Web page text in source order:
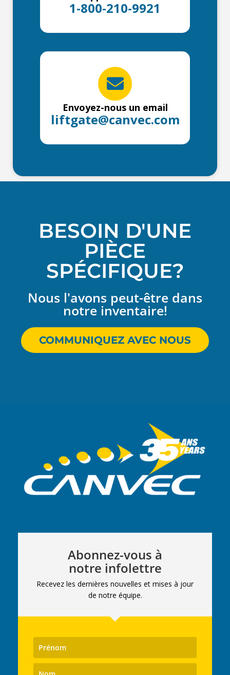
1-800-210-9921
Envoyez-nous un email
liftgate@canvec.com
BESOIN D'UNE
PIÈCE
SPÉCIFIQUE?
Nous l'avons peut-être dans
notre inventaire!
COMMUNIQUEZ AVEC NOUS
Abonnez-vous à
notre infolettre
Recevez les dernières nouvelles et mises à jour
de notre équipe.